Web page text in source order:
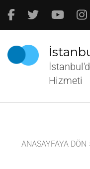
İçeriğe
atla
tuşuna
basın)
Hizmeti
ANASAYFAYA DÖN